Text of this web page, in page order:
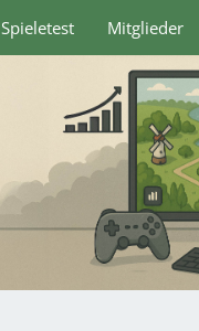
Spieletest Mitglieder